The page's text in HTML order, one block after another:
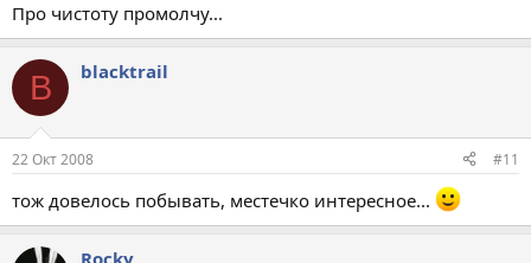
Про чистоту промолчу...
B blacktrail
22 Окт 2008 #11
тож довелось побывать, местечко интересное...
Rocky